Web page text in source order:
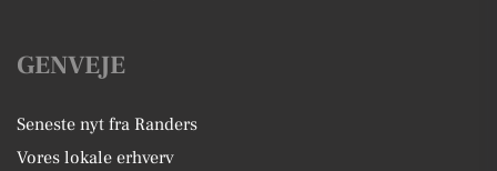
GENVEJE
Seneste nyt fra Randers
Vores lokale erhverv